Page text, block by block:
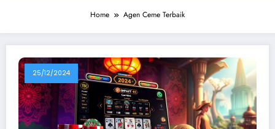
Home Agen Ceme Terbaik
25/12/2024